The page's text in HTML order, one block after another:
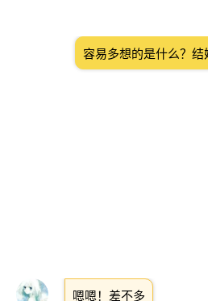
容易多想的是什么？
嗯嗯！差不多